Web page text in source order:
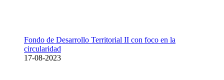
Fondo de Desarrollo Territorial II con foco en la
circularidad
17-08-2023